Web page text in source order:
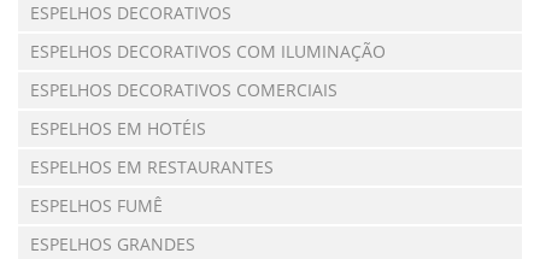
ESPELHOS DECORATIVOS
ESPELHOS DECORATIVOS COM ILUMINAÇÃO
ESPELHOS DECORATIVOS COMERCIAIS
ESPELHOS EM HOTÉIS
ESPELHOS EM RESTAURANTES
ESPELHOS FUMÊ
ESPELHOS GRANDES